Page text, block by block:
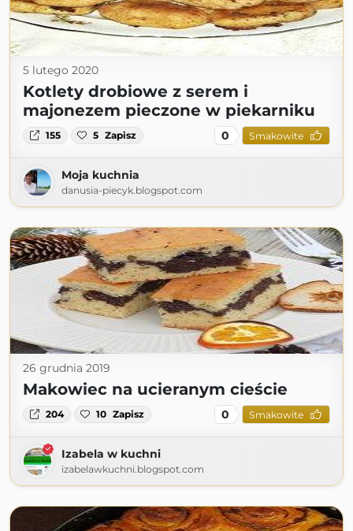
5 lutego 2020
Kotlety drobiowe z serem i
majonezem pieczone w piekarniku
155 5 Zapisz 0 Smakowite
Moja kuchnia
danusia-piecyk.blogspot.com
26 grudnia 2019
Makowiec na ucieranym cieście
204 10 Zapisz 0 Smakowite
Izabela w kuchni
izabelawkuchni.blogspot.com